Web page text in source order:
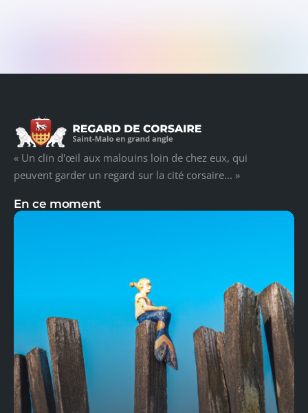
« Un clin d'œil aux malouins loin de chez eux, qui
peuvent garder un regard sur la cité corsaire... »
En ce moment